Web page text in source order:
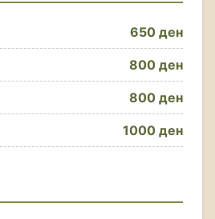
650 ден
800 ден
800 ден
1000 ден